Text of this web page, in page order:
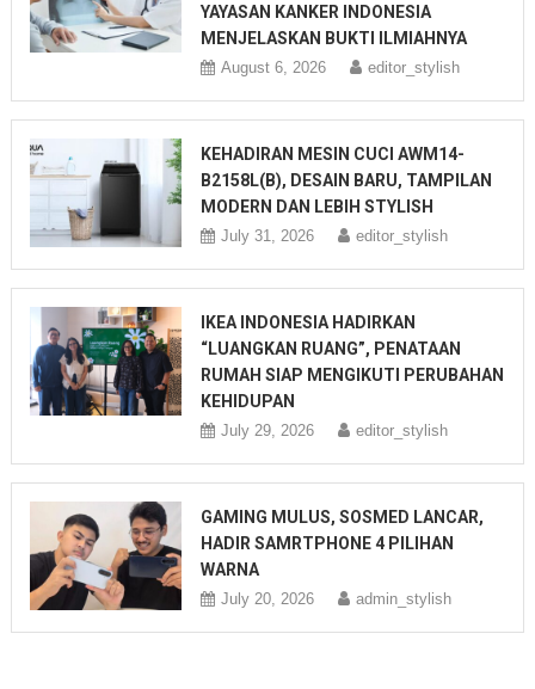
YAYASAN KANKER INDONESIA
MENJELASKAN BUKTI ILMIAHNYA
August 6, 2026 editor_stylish
KEHADIRAN MESIN CUCI AWM14-
B2158L(B), DESAIN BARU, TAMPILAN
MODERN DAN LEBIH STYLISH
July 31, 2026 editor_stylish
IKEA INDONESIA HADIRKAN
“LUANGKAN RUANG”, PENATAAN
RUMAH SIAP MENGIKUTI PERUBAHAN
KEHIDUPAN
July 29, 2026 editor_stylish
GAMING MULUS, SOSMED LANCAR,
HADIR SAMRTPHONE 4 PILIHAN
WARNA
July 20, 2026 admin_stylish